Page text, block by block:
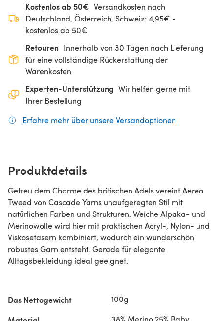
Kostenlos ab 50€ Versandkosten nach
Deutschland, Österreich, Schweiz: 4,95€ -
kostenlos ab 50€
Retouren Innerhalb von 30 Tagen nach Lieferung
für eine vollständige Rückerstattung der
Warenkosten
Experten-Unterstützung Wir helfen gerne mit
Ihrer Bestellung
Erfahre mehr über unsere Versandoptionen
Produktdetails
Getreu dem Charme des britischen Adels vereint Aereo
Tweed von Cascade Yarns unaufgeregten Stil mit
natürlichen Farben und Strukturen. Weiche Alpaka- und
Merinowolle wird hier mit praktischen Acryl-, Nylon- und
Viskosefasern kombiniert, wodurch ein wunderschön
robustes Garn entsteht. Gerade für elegante
Alltagsbekleidung ideal geeignet.
Das Nettogewicht 100g
38% Merino 25% Baby